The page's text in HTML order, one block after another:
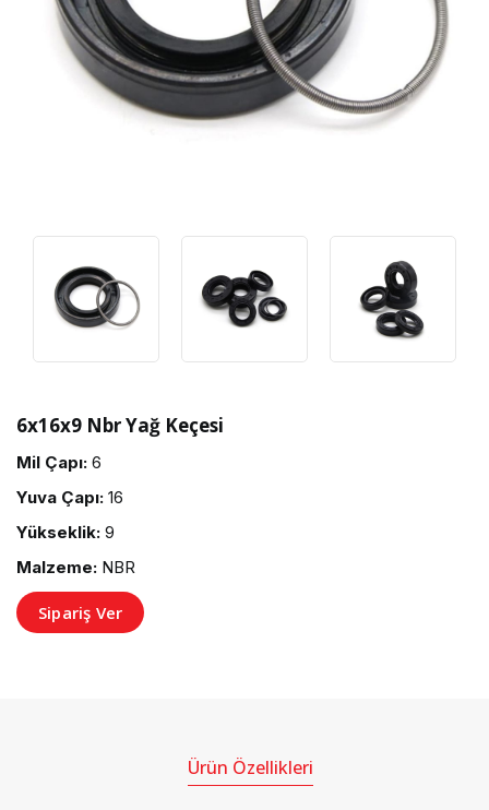
6x16x9 Nbr Yağ Keçesi
Mil Çapı: 6
Yuva Çapı: 16
Yükseklik: 9
Malzeme: NBR
Sipariş Ver
Ürün Özellikleri